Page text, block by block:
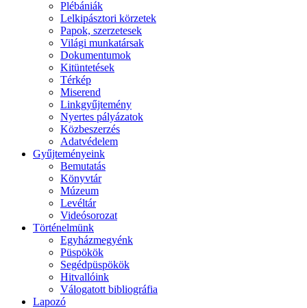
Plébániák
Lelkipásztori körzetek
Papok, szerzetesek
Világi munkatársak
Dokumentumok
Kitüntetések
Térkép
Miserend
Linkgyűjtemény
Nyertes pályázatok
Közbeszerzés
Adatvédelem
Gyűjteményeink
Bemutatás
Könyvtár
Múzeum
Levéltár
Videósorozat
Történelmünk
Egyházmegyénk
Püspökök
Segédpüspökök
Hitvallóink
Válogatott bibliográfia
Lapozó